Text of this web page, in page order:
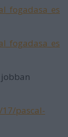
pascal-